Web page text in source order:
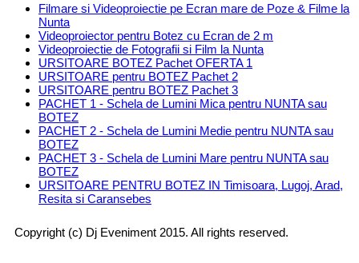
Filmare si Videoproiectie pe Ecran mare de Poze & Filme la
Nunta
Videoproiector pentru Botez cu Ecran de 2 m
Videoproiectie de Fotografii si Film la Nunta
URSITOARE BOTEZ Pachet OFERTA 1
URSITOARE pentru BOTEZ Pachet 2
URSITOARE pentru BOTEZ Pachet 3
PACHET 1 - Schela de Lumini Mica pentru NUNTA sau
BOTEZ
PACHET 2 - Schela de Lumini Medie pentru NUNTA sau
BOTEZ
PACHET 3 - Schela de Lumini Mare pentru NUNTA sau
BOTEZ
URSITOARE PENTRU BOTEZ IN Timisoara, Lugoj, Arad,
Resita si Caransebes
Copyright (c) Dj Eveniment 2015. All rights reserved.